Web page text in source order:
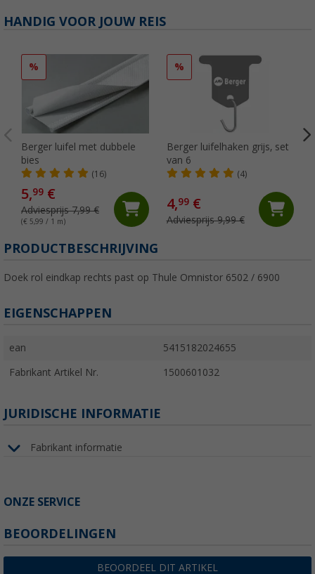
HANDIG VOOR JOUW REIS
%
Berger luifel met dubbele
bies
(16)
5,99 €
Adviesprijs 7,99 €
(€ 5,99 / 1 m)
%
Berger luifelhaken grijs, set
van 6
(4)
4,99€
Adviesprijs 9,99 €
PRODUCTBESCHRIJVING
Doek rol eindkap rechts past op Thule Omnistor 6502 / 6900
EIGENSCHAPPEN
ean 5415182024655
Fabrikant Artikel Nr. 1500601032
JURIDISCHE INFORMATIE
Fabrikant informatie
ONZE SERVICE
BEOORDELINGEN
BEOORDEEL DIT ARTIKEL